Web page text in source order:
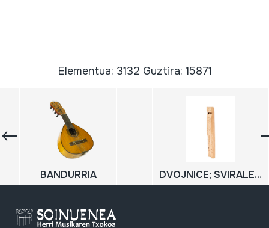
Elementua: 3132 Guztira: 15871
BANDURRIA DVOJNICE; SVIRALE; Flauta bikoitza